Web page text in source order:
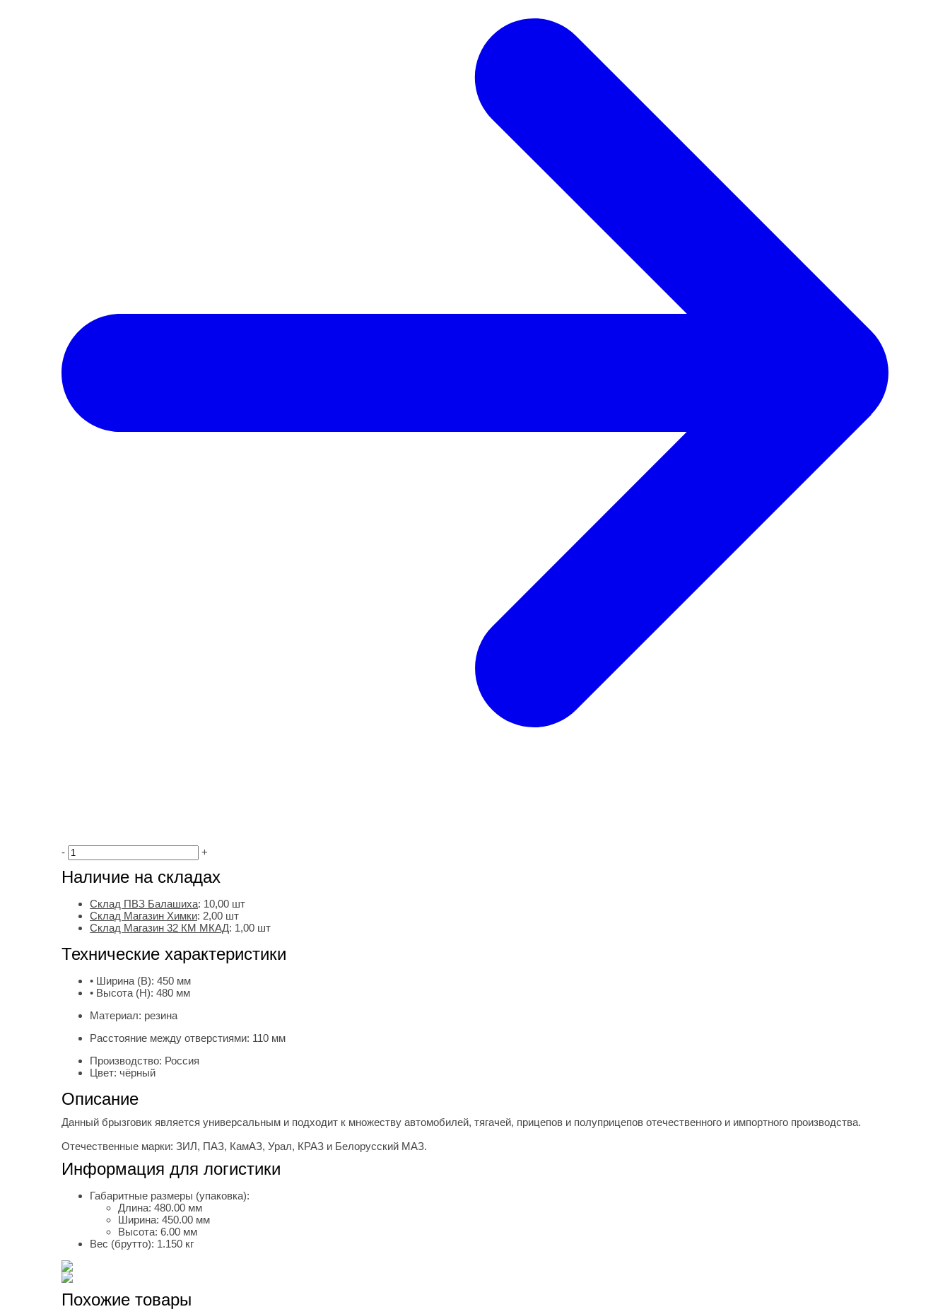
- +
Наличие на складах
Склад ПВЗ Балашиха: 10,00 шт
Склад Магазин Химки: 2,00 шт
Склад Магазин 32 КМ МКАД: 1,00 шт
Технические характеристики
• Ширина (B): 450 мм
• Высота (H): 480 мм
Материал: резина
Расстояние между отверстиями: 110 мм
Производство: Россия
Цвет: чёрный
Описание
Данный брызговик является универсальным и подходит к множеству автомобилей, тягачей, прицепов и полуприцепов отечественного и импортного производства.
Отечественные марки: ЗИЛ, ПАЗ, КамАЗ, Урал, КРАЗ и Белорусский МАЗ.
Информация для логистики
Габаритные размеры (упаковка):
Длина: 480.00 мм
Ширина: 450.00 мм
Высота: 6.00 мм
Вес (брутто): 1.150 кг
Похожие товары